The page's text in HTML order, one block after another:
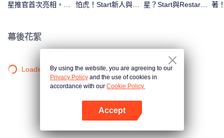
星推官首次亮相，這
怕虎！Start新人與
星？Start與Restart
著
幕後花絮
Loading…By using the website, you are agreeing to our
Privacy Policy and the use of cookies in
accordance with our Cookie Policy.
Accept